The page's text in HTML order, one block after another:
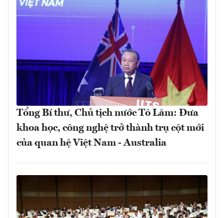
Tổng Bí thư, Chủ tịch nước Tô Lâm: Đưa
khoa học, công nghệ trở thành trụ cột mới
của quan hệ Việt Nam - Australia